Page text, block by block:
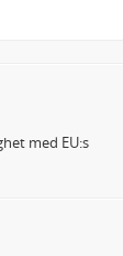
med EU:s